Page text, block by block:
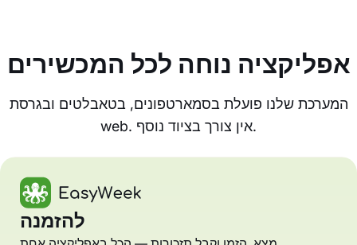
אפליקציה נוחה לכל המכשירים
המערכת שלנו פועלת בסמארטפונים, בטאבלטים ובגרסת
web. אין צורך בציוד נוסף.
להזמנה